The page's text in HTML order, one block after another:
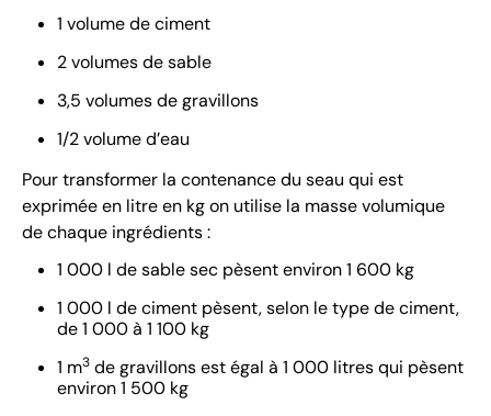
1 volume de ciment
2 volumes de sable
3,5 volumes de gravillons
1/2 volume d’eau
Pour transformer la contenance du seau qui est
exprimée en litre en kg on utilise la masse volumique
de chaque ingrédients :
1 000 l de sable sec pèsent environ 1 600 kg
1 000 l de ciment pèsent, selon le type de ciment,
de 1 000 à 1 100 kg
1 m3 de gravillons est égal à 1 000 litres qui pèsent
environ 1 500 kg